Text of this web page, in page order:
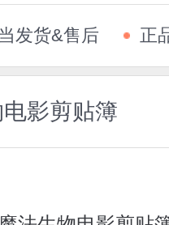
发货&售后 正
影剪贴簿